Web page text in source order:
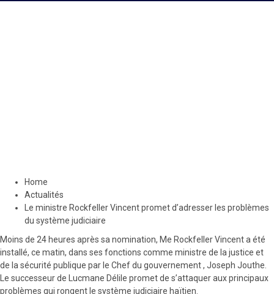
Home
Actualités
Le ministre Rockfeller Vincent promet d’adresser les problèmes
du système judiciaire
Moins de 24 heures après sa nomination, Me Rockfeller Vincent a été
installé, ce matin, dans ses fonctions comme ministre de la justice et
de la sécurité publique par le Chef du gouvernement , Joseph Jouthe.
Le successeur de Lucmane Délile promet de s’attaquer aux principaux
problèmes qui rongent le système judiciaire haïtien.